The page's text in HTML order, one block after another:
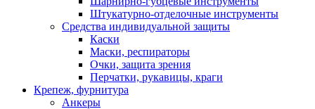
Штукатурно-отделочные инструменты
Средства индивидуальной защиты
Каски
Маски, респираторы
Очки, защита зрения
Перчатки, рукавицы, краги
Крепеж, фурнитура
Анкеры